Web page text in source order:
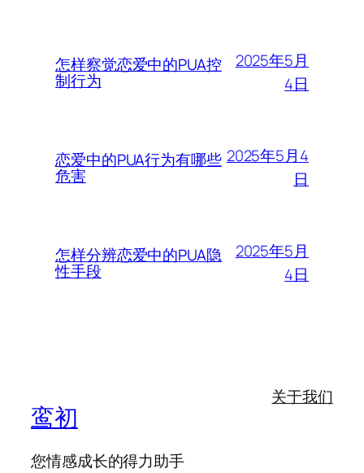
怎样察觉恋爱中的PUA控
制行为
2025年5月
4日
恋爱中的PUA行为有哪些
危害
2025年5月4
日
怎样分辨恋爱中的PUA隐
性手段
2025年5月
4日
鸾初
您情感成长的得力助手
关于我们